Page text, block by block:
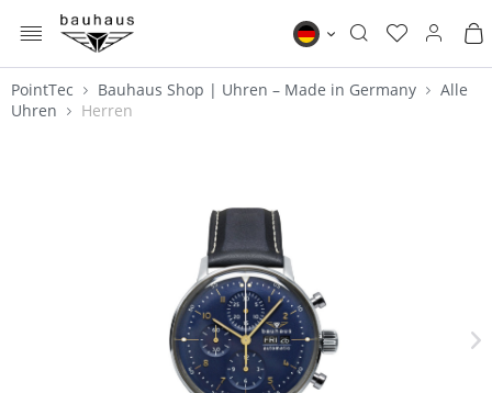
MENÜ
PointTec
Bauhaus Shop | Uhren – Made in Germany
Alle
Uhren
Herren